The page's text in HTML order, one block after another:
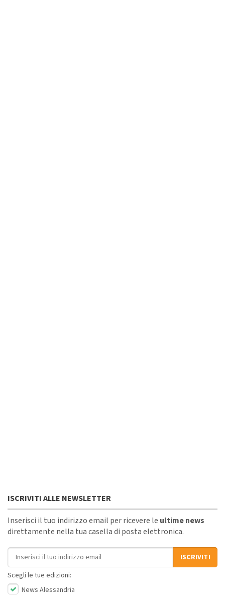
ISCRIVITI ALLE NEWSLETTER
Inserisci il tuo indirizzo email per ricevere le ultime news
direttamente nella tua casella di posta elettronica.
Indirizzo email
ISCRIVITI
Scegli le tue edizioni:
News Alessandria